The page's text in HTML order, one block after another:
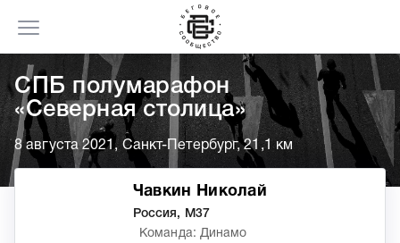
СПБ полумарафон
«Северная столица»
8 августа 2021, Санкт-Петербург, 21,1 км
Чавкин Николай
Россия, М37
Команда: Динамо